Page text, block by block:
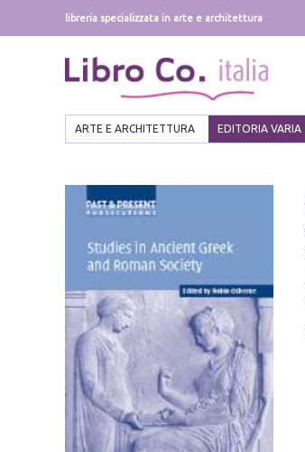
libreria specializzata in arte e architettura
ARTE E ARCHITETTURA EDITORIA VARIA